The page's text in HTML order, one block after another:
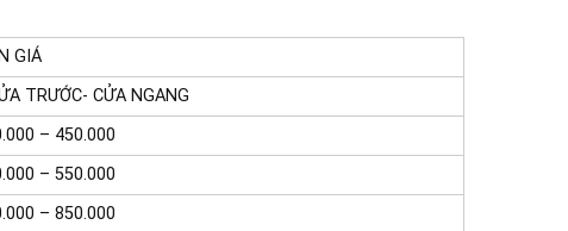
GIÁ
TRƯỚC- CỬA NGANG
– 450.000
– 550.000
– 850.000